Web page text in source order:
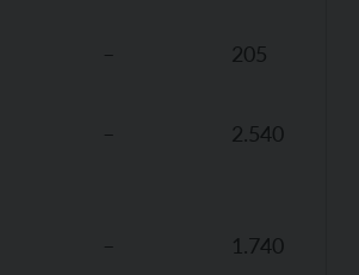
– 205
– 2.540
– 1.740